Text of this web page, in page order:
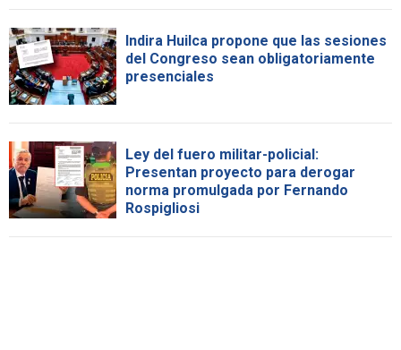
Indira Huilca propone que las sesiones
del Congreso sean obligatoriamente
presenciales
Ley del fuero militar-policial:
Presentan proyecto para derogar
norma promulgada por Fernando
Rospigliosi